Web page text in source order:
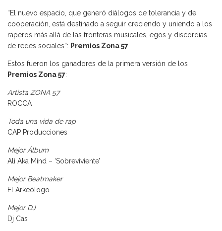
“El nuevo espacio, que generó diálogos de tolerancia y de
cooperación, está destinado a seguir creciendo y uniendo a los
raperos más allá de las fronteras musicales, egos y discordias
de redes sociales”: Premios Zona 57
Estos fueron los ganadores de la primera versión de los
Premios Zona 57:
Artista ZONA 57
ROCCA
Toda una vida de rap
CAP Producciones
Mejor Álbum
Ali Aka Mind – ‘Sobreviviente’
Mejor Beatmaker
El Arkeólogo
Mejor DJ
Dj Cas